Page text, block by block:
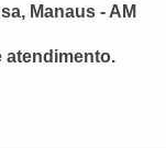
Manaus - AM
atendimento.